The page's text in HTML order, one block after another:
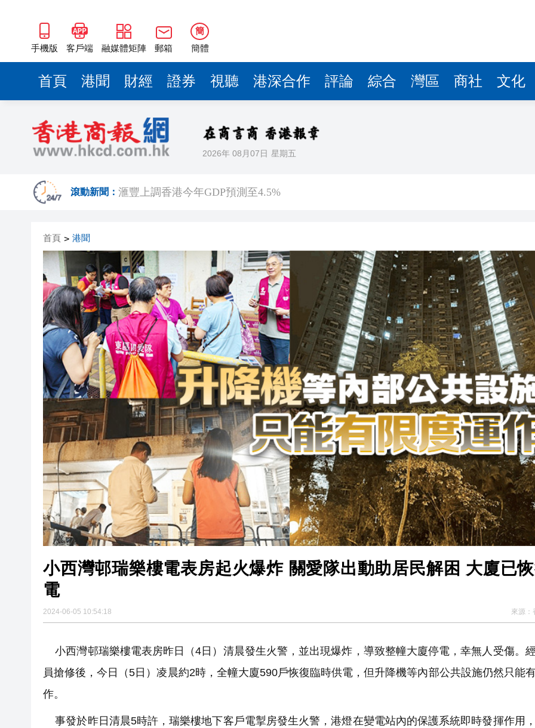
手機版 客戶端 融媒體矩陣 郵箱
簡
簡體
首頁 港聞 財經 證券 視聽 港深合作 評論 綜合 灣區 商社 文化
2026年 08月07日 星期五
滾動新聞： 滙豐上調香港今年GDP預測至4.5%
報考熱度持續高漲 今年深圳大學錄取457名港澳台僑生
有片〡警方葵涌廣場巡查掃童黨 網民：掃埋班賣書仔
民青局舉辦關愛隊培訓班 麥美娟：關愛隊已成地區治理團隊一份子
【港樓】CCL連跌兩周共0.45% 中原料高位反覆
首頁 > 港聞
小西灣邨瑞樂樓電表房起火爆炸 關愛隊出動助居民解困 大廈已
電
2024-06-05 10:54:18 來源：
小西灣邨瑞樂樓電表房昨日（4日）清晨發生火警，並出現爆炸，導致整幢大廈停電，幸無人受傷。
員搶修後，今日（5日）凌晨約2時，全幢大廈590戶恢復臨時供電，但升降機等內部公共設施仍然只能
作。
事發於昨日清晨5時許，瑞樂樓地下客戶電掣房發生火警，港燈在變電站內的保護系統即時發揮作用